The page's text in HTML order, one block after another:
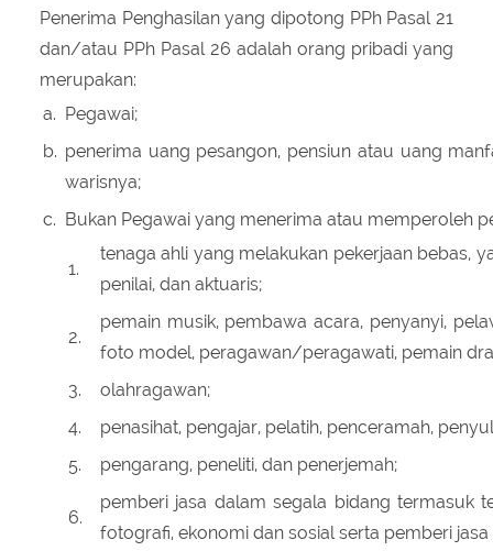
Penerima Penghasilan yang dipotong PPh Pasal 21
dan/atau PPh Pasal 26 adalah orang pribadi yang
merupakan:
a. Pegawai;
b. penerima uang pesangon, pensiun atau uang
warisnya;
c. Bukan Pegawai yang menerima atau memperoleh
1.
tenaga ahli yang melakukan pekerjaan bebas,
penilai, dan aktuaris;
2.
pemain musik, pembawa acara, penyanyi,
foto model, peragawan/peragawati, pemain
3.
olahragawan;
4.
penasihat, pengajar, pelatih, penceramah,
5.
pengarang, peneliti, dan penerjemah;
6.
pemberi jasa dalam segala bidang termasuk
fotografi, ekonomi dan sosial serta pemberi